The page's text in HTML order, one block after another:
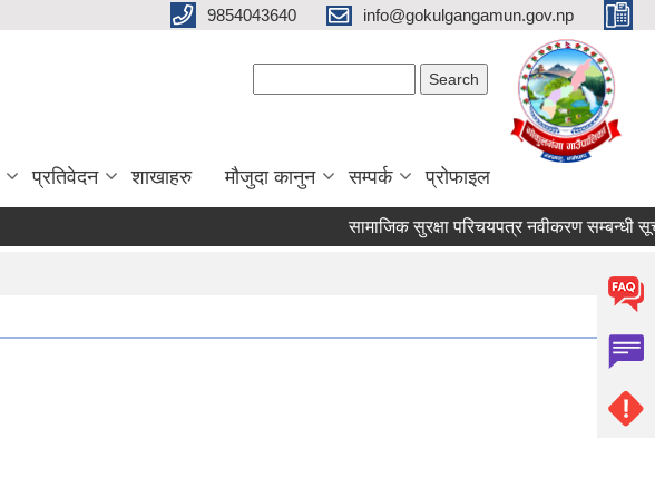
9854043640 info@gokulgangamun.gov.np
प्रतिवेदन शाखाहरु मौजुदा कानुन सम्पर्क प्रोफाइल
सामाजिक सुरक्षा परिचयपत्र नवीकरण सम्बन्धी